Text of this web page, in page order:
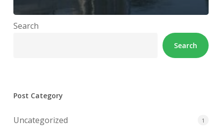
Search
Search
Post Category
Uncategorized 1